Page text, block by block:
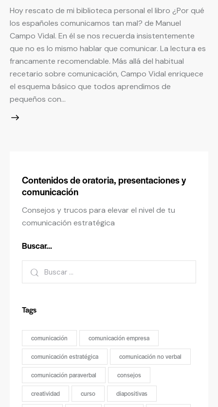
Hoy rescato de mi biblioteca personal el libro ¿Por qué
los españoles comunicamos tan mal? de Manuel
Campo Vidal. En él se nos recuerda insistentemente
que no es lo mismo hablar que comunicar. La lectura es
francamente recomendable. Más allá del habitual
recetario sobre comunicación, Campo Vidal enriquece
el esquema básico que todos aprendimos de
pequeños con…
Contenidos de oratoria, presentaciones y
comunicación
Consejos y trucos para elevar el nivel de tu
comunicación estratégica
Buscar…
Tags
comunicación comunicación empresa
comunicación estratégica comunicación no verbal
comunicación paraverbal consejos
creatividad curso diapositivas